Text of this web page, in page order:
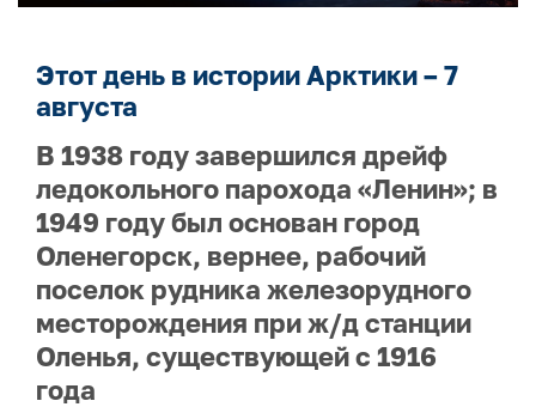
Этот день в истории Арктики – 7
августа
В 1938 году завершился дрейф
ледокольного парохода «Ленин»; в
1949 году был основан город
Оленегорск, вернее, рабочий
поселок рудника железорудного
месторождения при ж/д станции
Оленья, существующей с 1916
года